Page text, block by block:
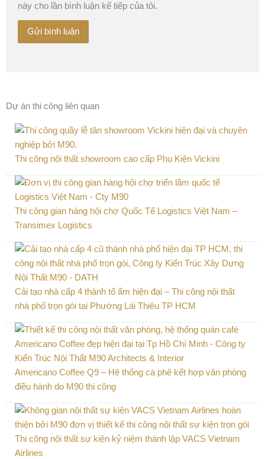
này cho lần bình luận kế tiếp của tôi.
Dự án thi công liên quan
Thi công nội thất showroom cao cấp Phụ Kiện Vickini
Thi công gian hàng hội chợ Quốc Tế Logistics Việt Nam –
Transimex Logistics
Cải tạo nhà cấp 4 thành tổ ấm hiện đại – Thi công nội thất
nhà phố trọn gói tại Phường Lái Thiêu TP HCM
Americano Coffee Q9 – Hệ thống cà phê kết hợp văn phòng
điều hành do M90 thi công
Thi công nội thất sự kiện kỷ niệm thành lập VACS Vietnam
Airlines